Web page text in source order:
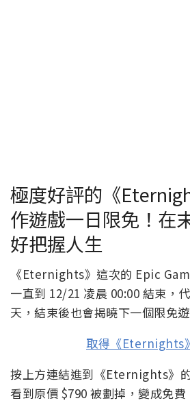
極度好評的《
作遊戲一日限免！在
好把握人生
《Eternights》這次的 Epic
一直到 12/21 凌晨 00:00 結束，
天，結束後也會揭曉下一個限免遊
取得《Eternights
按上方連結進到《Eternights》
看到原價 $790 被劃掉，變成免費